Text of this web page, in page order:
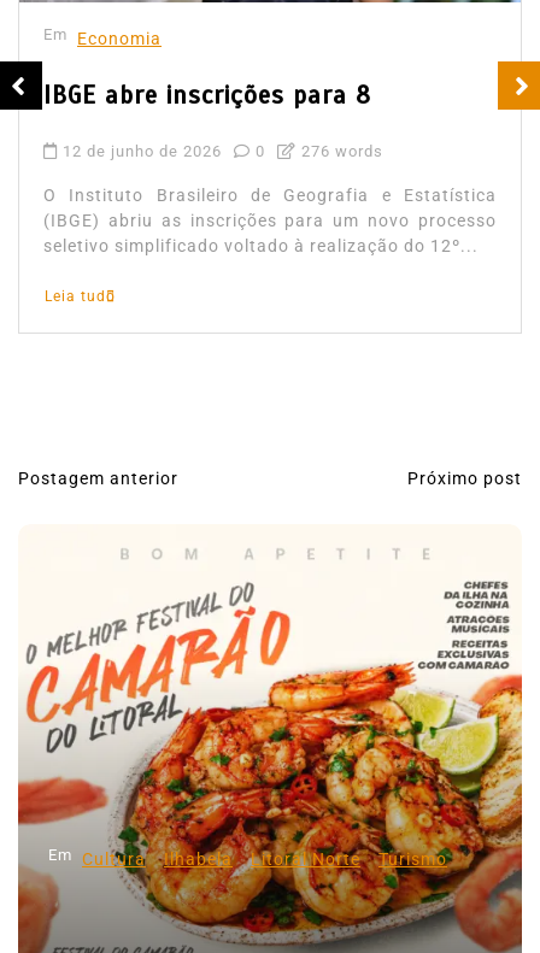
Em Economia
IBGE abre inscrições para 8
12 de junho de 2026 0 276 words
O Instituto Brasileiro de Geografia e Estatística
(IBGE) abriu as inscrições para um novo processo
seletivo simplificado voltado à realização do 12º...
Leia tudo
N
g
a
ç
o
d
e
P
Postagem anterior Próximo post
Em Cultura Ilhabela Litoral Norte Turismo